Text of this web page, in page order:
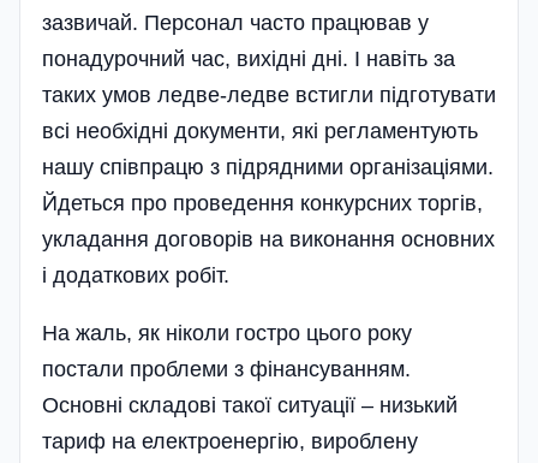
зазвичай. Персонал часто працював у
понадурочний час, вихідні дні. І навіть за
таких умов ледве-ледве встигли підготувати
всі необхідні документи, які регламентують
нашу співпрацю з підрядними організаціями.
Йдеться про проведення конкурсних торгів,
укладання договорів на виконання основних
і додаткових робіт.
На жаль, як ніколи гостро цього року
постали проблеми з фінансуванням.
Основні складові такої ситуації – низький
тариф на електроенергію, вироблену